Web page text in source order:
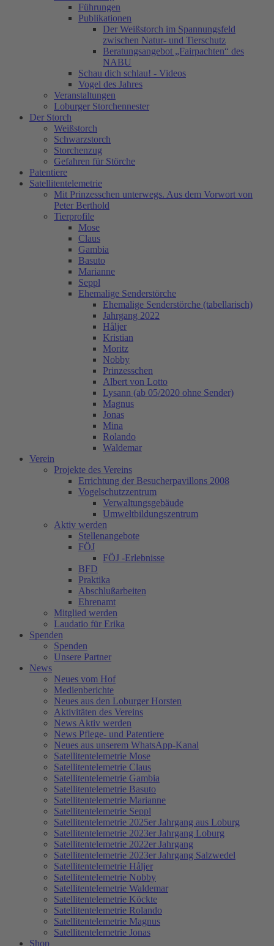
Führungen
Publikationen
Der Weißstorch im Spannungsfeld
zwischen Natur- und Tierschutz
Beratungsangebot „Fairpachten“ des
NABU
Schau dich schlau! - Videos
Vogel des Jahres
Veranstaltungen
Loburger Storchennester
Der Storch
Weißstorch
Schwarzstorch
Storchenzug
Gefahren für Störche
Patentiere
Satellitentelemetrie
Mit Prinzesschen unterwegs. Aus dem Vorwort von
Peter Berthold
Tierprofile
Mose
Claus
Gambia
Basuto
Marianne
Seppl
Ehemalige Senderstörche
Ehemalige Senderstörche (tabellarisch)
Jahrgang 2022
Håljer
Kristian
Moritz
Nobby
Prinzesschen
Albert von Lotto
Lysann (ab 05/2020 ohne Sender)
Magnus
Jonas
Mina
Rolando
Waldemar
Verein
Projekte des Vereins
Errichtung der Besucherpavillons 2008
Vogelschutzzentrum
Verwaltungsgebäude
Umweltbildungszentrum
Aktiv werden
Stellenangebote
FÖJ
FÖJ -Erlebnisse
BFD
Praktika
Abschlußarbeiten
Ehrenamt
Mitglied werden
Laudatio für Erika
Spenden
Spenden
Unsere Partner
News
Neues vom Hof
Medienberichte
Neues aus den Loburger Horsten
Aktivitäten des Vereins
News Aktiv werden
News Pflege- und Patentiere
Neues aus unserem WhatsApp-Kanal
Satellitentelemetrie Mose
Satellitentelemetrie Claus
Satellitentelemetrie Gambia
Satellitentelemetrie Basuto
Satellitentelemetrie Marianne
Satellitentelemetrie Seppl
Satellitentelemetrie 2025er Jahrgang aus Loburg
Satellitentelemetrie 2023er Jahrgang Loburg
Satellitentelemetrie 2022er Jahrgang
Satellitentelemetrie 2023er Jahrgang Salzwedel
Satellitentelemetrie Håljer
Satellitentelemetrie Nobby
Satellitentelemetrie Waldemar
Satellitentelemetrie Köckte
Satellitentelemetrie Rolando
Satellitentelemetrie Magnus
Satellitentelemetrie Jonas
Shop